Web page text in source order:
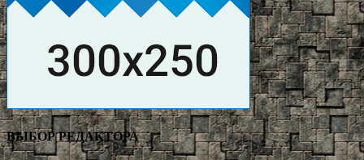
ВЫБОР РЕДАКТОРА